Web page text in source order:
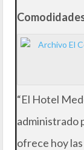
“El Hotel
administrado
ofrece hoy